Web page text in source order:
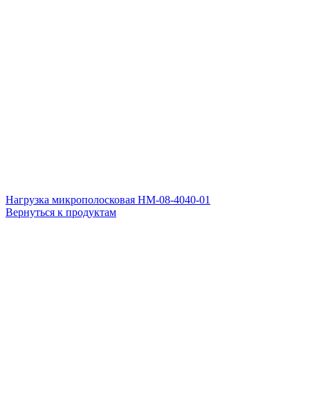
Нагрузка микрополосковая НМ-08-4040-01
Вернуться к продуктам